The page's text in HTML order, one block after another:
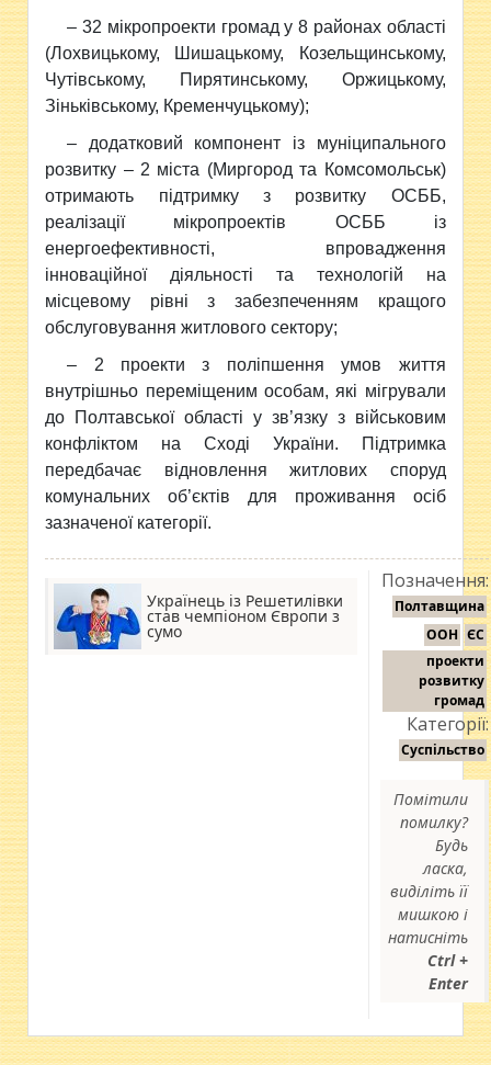
– 32 мікропроекти громад у 8 районах області
(Лохвицькому, Шишацькому, Козельщинському,
Чутівському, Пирятинському, Оржицькому,
Зіньківському, Кременчуцькому);
– додатковий компонент із муніципального
розвитку – 2 міста (Миргород та Комсомольськ)
отримають підтримку з розвитку ОСББ,
реалізації мікропроектів ОСББ із
енергоефективності, впровадження
інноваційної діяльності та технологій на
місцевому рівні з забезпеченням кращого
обслуговування житлового сектору;
– 2 проекти з поліпшення умов життя
внутрішньо переміщеним особам, які мігрували
до Полтавської області у зв’язку з військовим
конфліктом на Сході України. Підтримка
передбачає відновлення житлових споруд
комунальних об’єктів для проживання осіб
зазначеної категорії.
Українець із Решетилівки
став чемпіоном Європи з
сумо
Позначення:
Полтавщина
ООН ЄС
проекти
розвитку
громад
Категорії:
Суспільство
Помітили
помилку?
Будь
ласка,
виділіть її
мишкою і
натисніть
Ctrl +
Enter